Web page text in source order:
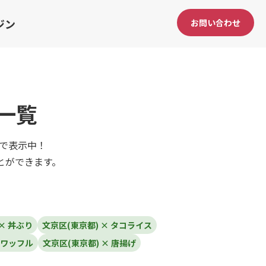
ン お問い合わせ
覧
表示中！
できます。
丼ぶり
文京区(東京都) × タコライス
ッフル
文京区(東京都) × 唐揚げ